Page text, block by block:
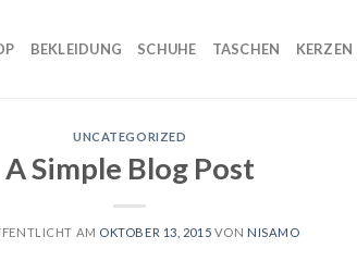
BEKLEIDUNG SCHUHE TASCHEN KERZEN
UNCATEGORIZED
A Simple Blog Post
AM OKTOBER 13, 2015 VON NISAMO